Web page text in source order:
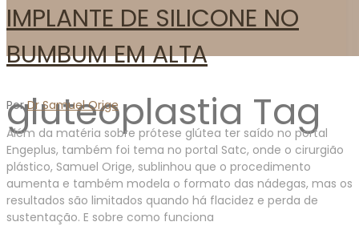
gluteoplastia Tag
IMPLANTE DE SILICONE NO
BUMBUM EM ALTA
Por Dr Samuel Orige
Além da matéria sobre prótese glútea ter saído no portal
Engeplus, também foi tema no portal Satc, onde o cirurgião
plástico, Samuel Orige, sublinhou que o procedimento
aumenta e também modela o formato das nádegas, mas os
resultados são limitados quando há flacidez e perda de
sustentação. E sobre como funciona